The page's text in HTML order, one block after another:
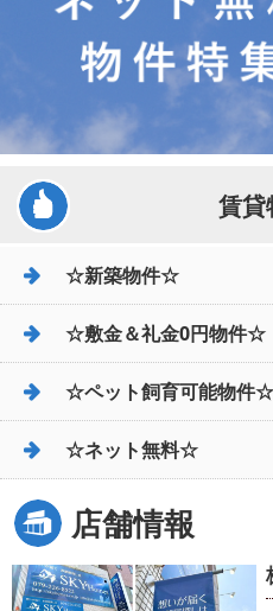
賃貸
☆新築物件☆
☆敷金＆礼金0円物件☆
☆ペット飼育可能物件☆
☆ネット無料☆
店舗情報